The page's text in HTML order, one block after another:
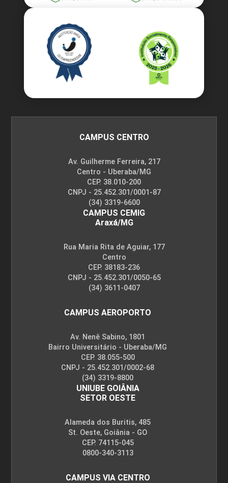
CAMPUS CENTRO
Av. Guilherme Ferreira, 217
Centro - Uberaba/MG
CEP. 38.010-200
CNPJ - 25.452.301/0001-87
(34) 3319-6600
CAMPUS CEMIG
Araxá/MG
Rua Maria Rita de Aguiar, 177
Centro
CEP. 38183-236
CNPJ - 25.452.301/0050-65
(34) 3611-0407
CAMPUS AEROPORTO
Av. Nenê Sabino, 1801
Bairro Universitário - Uberaba/MG
CEP. 38.055-500
CNPJ - 25.452.301/0002-68
(34) 3319-8800
UNIUBE GOIÂNIA
SETOR OESTE
Alameda dos Buritis, 485
St. Oeste, Goiânia - GO
CEP. 74115-045
0800-340-3113
CAMPUS VIA CENTRO